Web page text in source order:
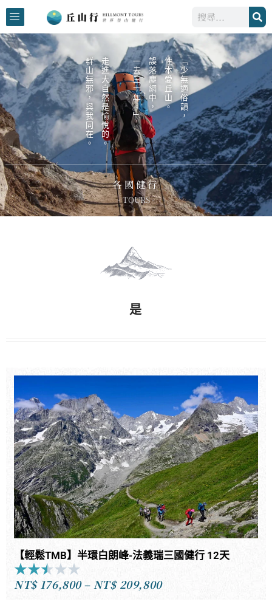
跳
至
主
要
內
容
搜
「少無適俗韻，
性本愛丘山。
誤落塵網中，
一去三十年。」
走進大自然是愉悅的。
群山無邪，與我同在。
各國健行
- TOURS -
是
【輕鬆TMB】半環白朗峰-法義瑞三國健行 12天
★★★★★
2.5
NT$ 176,800– NT$ 209,800
頁
頁
頁
頁
頁
頁
頁
頁
面
頁
面